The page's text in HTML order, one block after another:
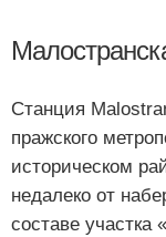
Станция
пражского
историческом
недалеко от
составе